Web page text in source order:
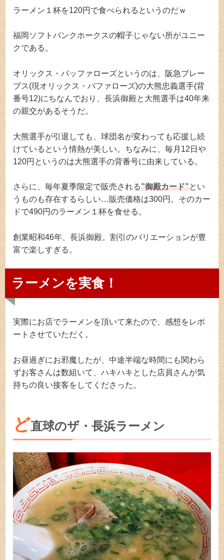
ラーメン１杯を120円で食べられるというのだｗ
福岡ソフトバンクホークスの帽子じゃない所がユニー
クである。
オリックス・バッファローズというのは、阪急ブレー
ブス(現オリックス・バファローズ)の大熊忠義選手(背
番号12)にちなんでおり、長浜御殿と大熊選手は40年来
の親交があるそうだ。
大熊選手が引退しても、球団名が変わっても応援し続
けているという情熱が美しい。ちなみに、毎月12日や
120円というのは大熊選手の背番号に由来している。
さらに、毎年夏季限定で販売される”御殿カード”とい
うものも存在するらしい…販売価格は300円。そのカー
ドで490円のラーメン１杯を食せる。
創業昭和46年、長浜御殿。割引のバリエーションが豊
富で楽しすぎる。
ラーメンを実食！
実際にお店でラーメンを頂いて来たので、感想をレポ
ートさせていただく。
お昼過ぎにお邪魔したが、中途半端な時間にも関わら
ずお客さんは数組いて、ハキハキとした店員さんが気
持ちの良い接客をしてくださった。
ど直球のザ・長浜ラーメン